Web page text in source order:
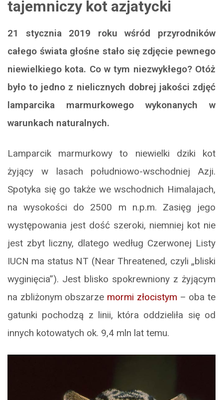
tajemniczy kot azjatycki
21 stycznia 2019 roku wśród przyrodników
całego świata głośne stało się zdjęcie pewnego
niewielkiego kota. Co w tym niezwykłego? Otóż
było to jedno z nielicznych dobrej jakości zdjęć
lamparcika marmurkowego wykonanych w
warunkach naturalnych.
Lamparcik marmurkowy to niewielki dziki kot
żyjący w lasach południowo-wschodniej Azji.
Spotyka się go także we wschodnich Himalajach,
na wysokości do 2500 m n.p.m. Zasięg jego
występowania jest dość szeroki, niemniej kot nie
jest zbyt liczny, dlatego według Czerwonej Listy
IUCN ma status NT (Near Threatened, czyli „bliski
wyginięcia”). Jest blisko spokrewniony z żyjącym
na zbliżonym obszarze mormi złocistym – oba te
gatunki pochodzą z linii, która oddzieliła się od
innych kotowatych ok. 9,4 mln lat temu.